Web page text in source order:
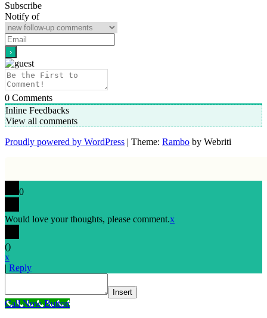
Subscribe
Notify of
0 Comments
Inline Feedbacks
View all comments
Proudly powered by WordPress | Theme: Rambo by Webriti
0
Would love your thoughts, please comment.x
()
x
| Reply
Insert
Call Now Button